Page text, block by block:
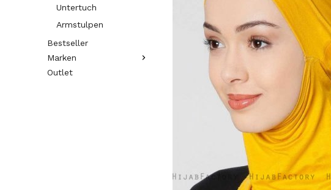
Untertuch
Armstulpen
Bestseller
Marken
Outlet